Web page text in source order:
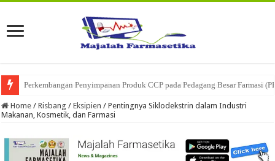
Ketika Obat Menunggu Keputusan: Mengenal Peran Karantina Produk
Home / Risbang / Eksipien / Pentingnya Siklodekstrin dalam Industri
Makanan, Kosmetik, dan Farmasi